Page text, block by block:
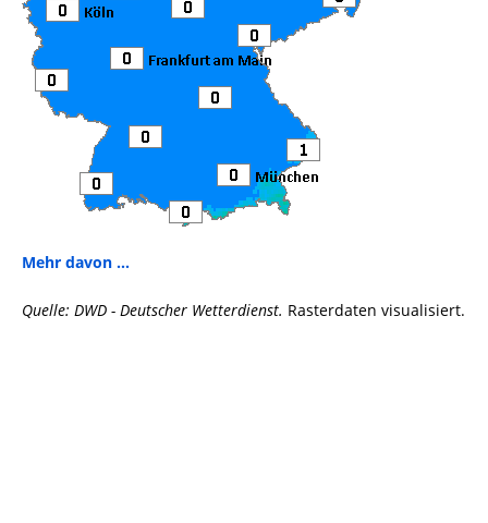
Mehr davon ...
Quelle: DWD - Deutscher Wetterdienst. Rasterdaten visualisiert.